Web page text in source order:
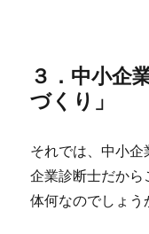
３．中小企
づくり」
それでは、中小
企業診断士だか
体何なのでしょう